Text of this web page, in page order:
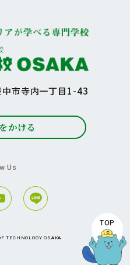
TOP
市寺内一丁目1-43
かける
Us
TECHNOLOGY OSAKA.